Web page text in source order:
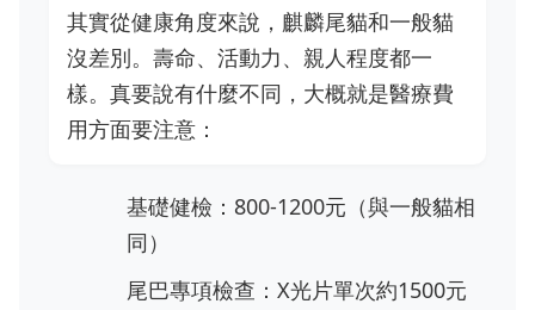
其實從健康角度來說，麒麟尾貓和一般貓
沒差別。壽命、活動力、親人程度都一
樣。真要說有什麼不同，大概就是醫療費
用方面要注意：
基礎健檢：800-1200元（與一般貓相
同）
尾巴專項檢查：X光片單次約1500元